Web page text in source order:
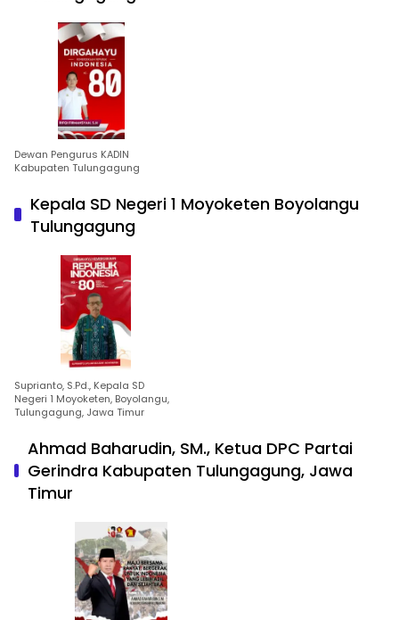
Dewan Pengurus KADIN
Kabupaten Tulungagung
Kepala SD Negeri 1 Moyoketen Boyolangu
Tulungagung
Suprianto, S.Pd., Kepala SD
Negeri 1 Moyoketen, Boyolangu,
Tulungagung, Jawa Timur
Ahmad Baharudin, SM., Ketua DPC Partai
Gerindra Kabupaten Tulungagung, Jawa
Timur